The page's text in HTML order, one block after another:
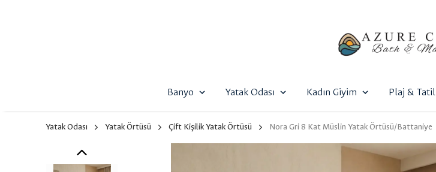
Banyo Yatak Odası Kadın Giyim Plaj & Tatil
Yatak Odası Yatak Örtüsü Çift Kişilik Yatak Örtüsü Nora Gri 8 Kat Müslin Yatak Örtüsü/Battaniye